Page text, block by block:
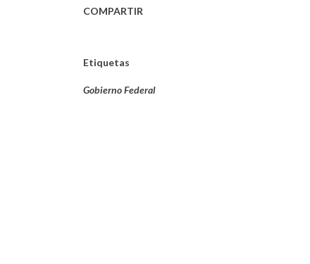
COMPARTIR
Etiquetas
Gobierno Federal